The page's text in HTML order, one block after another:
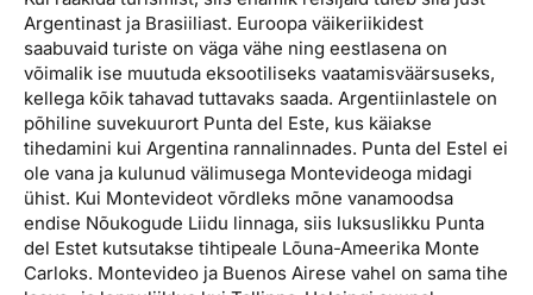
Argentinast ja Brasiiliast. Euroopa väikeriikidest
saabuvaid turiste on väga vähe ning eestlasena on
võimalik ise muutuda eksootiliseks vaatamisväärsuseks,
kellega kõik tahavad tuttavaks saada. Argentiinlastele on
põhiline suvekuurort Punta del Este, kus käiakse
tihedamini kui Argentina rannalinnades. Punta del Estel ei
ole vana ja kulunud välimusega Montevideoga midagi
ühist. Kui Montevideot võrdleks mõne vanamoodsa
endise Nõukogude Liidu linnaga, siis luksuslikku Punta
del Estet kutsutakse tihtipeale Lõuna-Ameerika Monte
Carloks. Montevideo ja Buenos Airese vahel on sama tihe